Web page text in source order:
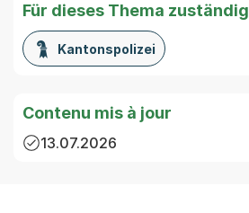
Für dieses Thema zuständig
Kantonspolizei
Contenu mis à jour
13.07.2026